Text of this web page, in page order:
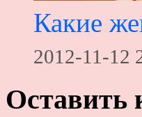
Какие
2012-11-12
Оставить